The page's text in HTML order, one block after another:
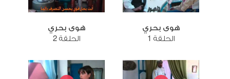
هوى بحري
الحلقة 1
هوى بحري
الحلقة 2